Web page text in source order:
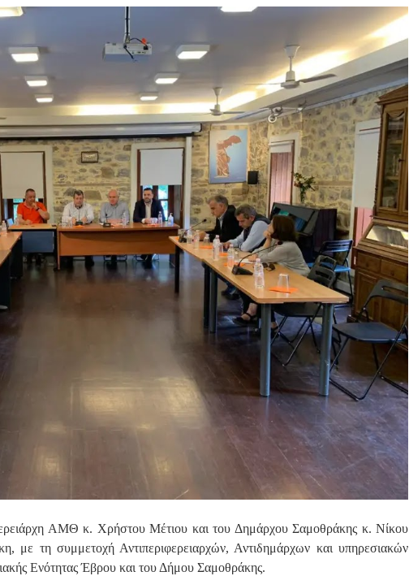
ΑΜΘ κ. Χρήστου Μέτιου και του Δημάρχου Σαμοθράκης κ. Νίκου
με τη συμμετοχή Αντιπεριφερειαρχών, Αντιδημάρχων και υπηρεσιακών
Ενότητας Έβρου και του Δήμου Σαμοθράκης.